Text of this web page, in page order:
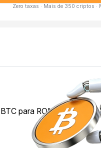
Zero taxas · Mais de 350 criptos
para RON.